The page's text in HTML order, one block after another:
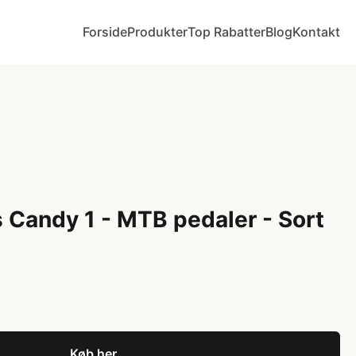
ForsideProdukterTop RabatterBlogKontakt
1 - MTB pedaler - Sort